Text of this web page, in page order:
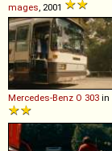
mages , 2001
Mercedes-Benz O 303 in